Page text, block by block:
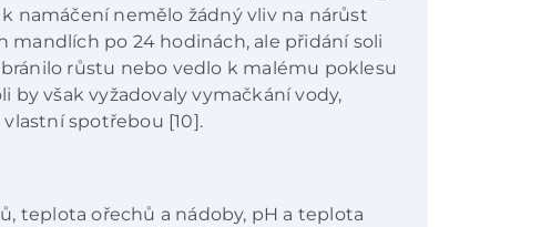
namáčení nemělo žádný vliv na nárůst
mandlích po 24 hodinách, ale přidání soli
bránilo růstu nebo vedlo k malému poklesu
by však vyžadovaly vymačkání vody,
spotřebou [10].
teplota ořechů a nádoby, pH a teplota